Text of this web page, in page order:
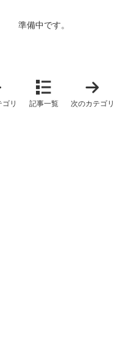
準備中です。
リ 記事一覧 次のカテゴリ